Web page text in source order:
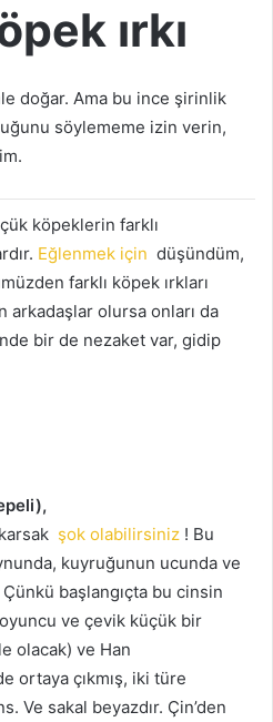
ırkı
doğar. Ama bu ince şirinlik
söylememe izin verin,
köpeklerin farklı
Eğlenmek için düşündüm,
farklı köpek ırkları
arkadaşlar olursa onları da
bir de nezaket var, gidip
şok olabilirsiniz ! Bu
kuyruğunun ucunda ve
Çünkü başlangıçta bu cinsin
ve çevik küçük bir
olacak) ve Han
ortaya çıkmış, iki türe
Ve sakal beyazdır. Çin’den